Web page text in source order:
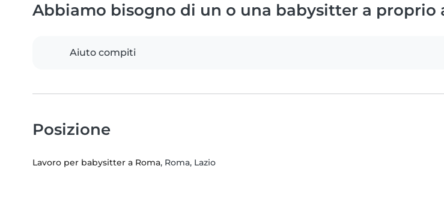
Abbiamo bisogno di un o una babysitter a proprio
Aiuto compiti
Posizione
Lavoro per babysitter a Roma, Roma, Lazio